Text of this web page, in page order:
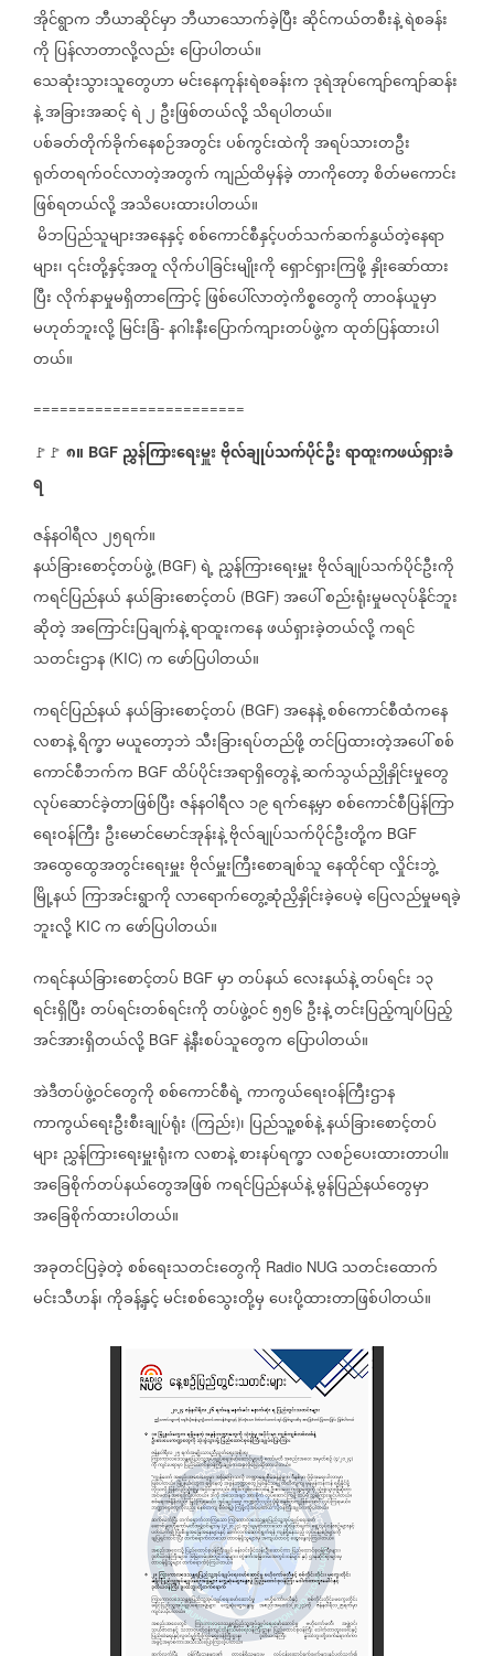
အိုင်ရွာက ဘီယာဆိုင်မှာဘီယာသောက်ခဲ့ပြီးဆိုင်ကယ်တစီးနဲ့ရဲစခန်း
ကို ပြန်လာတာလို့လည်းပြောပါတယ်။
သေဆုံးသွားသူတွေဟာမင်းနေကုန်းရဲစခန်းကဒုရဲအုပ်ကျော်ကျော်ဆန်း
နဲ့အခြားအဆင့်ရဲ၂ ဦးဖြစ်တယ်လို့သိရပါတယ်။
ပစ်ခတ်တိုက်ခိုက်နေစဉ်အတွင်းပစ်ကွင်းထဲကိုအရပ်သားတဦး
ရုတ်တရက်ဝင်လာတဲ့အတွက်ကျည်ထိမှန်ခဲ့တာကိုတော့စိတ်မကောင်း
ဖြစ်ရတယ်လို့အသိပေးထားပါတယ်။
မိဘပြည်သူများအနေနှင့်စစ်ကောင်စီနှင့်ပတ်သက်ဆက်နွယ်တဲ့နေရာ
များ၊၎င်းတို့နှင့်အတူလိုက်ပါခြင်းမျိုးကိုရှောင်ရှားကြဖို့နှိုးဆော်ထား
ပြီးလိုက်နာမှုမရှိတာကြောင့်ဖြစ်ပေါ်လာတဲ့ကိစ္စတွေကိုတာဝန်ယူမှာ
မဟုတ်ဘူးလို့မြင်းခြံ- နဂါးနီးပြောက်ကျားတပ်ဖွဲ့ကထုတ်ပြန်ထားပါ
တယ်။
========================
🚩🚩 ၈။ BGF ညွှန်ကြားရေးမှူးဗိုလ်ချုပ်သက်ပိုင်ဦးရာထူးကဖယ်ရှားခံ
ရ
ဇန်နဝါရီလ၂၅ရက်။
နယ်ခြားစောင့်တပ်ဖွဲ့ (BGF) ရဲ့ညွှန်ကြားရေးမှူးဗိုလ်ချုပ်သက်ပိုင်ဦးကို
ကရင်ပြည်နယ်နယ်ခြားစောင့်တပ် (BGF) အပေါ်စည်းရုံးမှုမလုပ်နိုင်ဘူး
ဆိုတဲ့အကြောင်းပြချက်နဲ့ရာထူးကနေဖယ်ရှားခဲ့တယ်လို့ကရင်
သတင်းဌာန (KIC) ကဖော်ပြပါတယ်။
ကရင်ပြည်နယ်နယ်ခြားစောင့်တပ် (BGF) အနေနဲ့စစ်ကောင်စီထံကနေ
လစာနဲ့ရိက္ခာမယူတော့ဘဲ သီးခြားရပ်တည်ဖို့တင်ပြထားတဲ့အပေါ်စစ်
ကောင်စီဘက်က BGF ထိပ်ပိုင်းအရာရှိတွေနဲ့ဆက်သွယ်ညှိုနှိုင်းမှုတွေ
လုပ်ဆောင်ခဲ့တာဖြစ်ပြီးဇန်နဝါရီလ ၁၉ရက်နေ့မှာစစ်ကောင်စီပြန်ကြာ
ရေးဝန်ကြီး ဦးမောင်မောင်အုန်းနဲ့ဗိုလ်ချုပ်သက်ပိုင်ဦးတို့က BGF
အထွေထွေအတွင်းရေးမှူးဗိုလ်မှူးကြီးစောချစ်သူနေထိုင်ရာလှိုင်းဘွဲ့
မြို့နယ် ကြာအင်းရွာကိုလာရောက်တွေ့ဆုံညှိနှိုင်းခဲ့ပေမဲ့ပြေလည်မှုမရခဲ့
ဘူးလို့ KIC ကဖော်ပြပါတယ်။
ကရင်နယ်ခြားစောင့်တပ် BGF မှာတပ်နယ်လေးနယ်နဲ့တပ်ရင်း ၁၃
ရင်းရှိပြီးတပ်ရင်းတစ်ရင်းကိုတပ်ဖွဲ့ဝင်၅၅၆ဦးနဲ့တင်းပြည့်ကျပ်ပြည့်
အင်အားရှိတယ်လို့ BGF နဲ့နီးစပ်သူတွေကပြောပါတယ်။
အဲဒီတပ်ဖွဲ့ဝင်တွေကိုစစ်ကောင်စီရဲ့ကာကွယ်ရေးဝန်ကြီးဌာန
ကာကွယ်ရေးဦးစီးချုပ်ရုံး (ကြည်း)၊ ပြည်သူ့စစ်နဲ့နယ်ခြားစောင့်တပ်
များ ညွှန်ကြားရေးမှူးရုံးကလစာနဲ့စားနပ်ရက္ခာလစဉ်ပေးထားတာပါ။
အခြေစိုက်တပ်နယ်တွေအဖြစ်ကရင်ပြည်နယ်နဲ့မွန်ပြည်နယ်တွေမှာ
အခြေစိုက်ထားပါတယ်။
အခုတင်ပြခဲ့တဲ့စစ်ရေးသတင်းတွေကို Radio NUG သတင်းထောက်
မင်းသီဟန်၊ကိုခန့်နှင့်မင်းစစ်သွေးတို့မှပေးပို့ထားတာဖြစ်ပါတယ်။